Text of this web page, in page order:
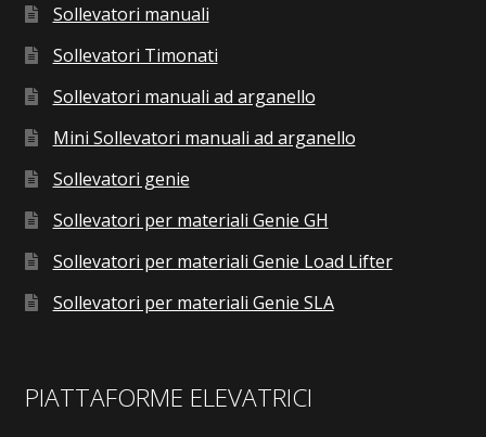
Sollevatori manuali
Sollevatori Timonati
Sollevatori manuali ad arganello
Mini Sollevatori manuali ad arganello
Sollevatori genie
Sollevatori per materiali Genie GH
Sollevatori per materiali Genie Load Lifter
Sollevatori per materiali Genie SLA
PIATTAFORME ELEVATRICI